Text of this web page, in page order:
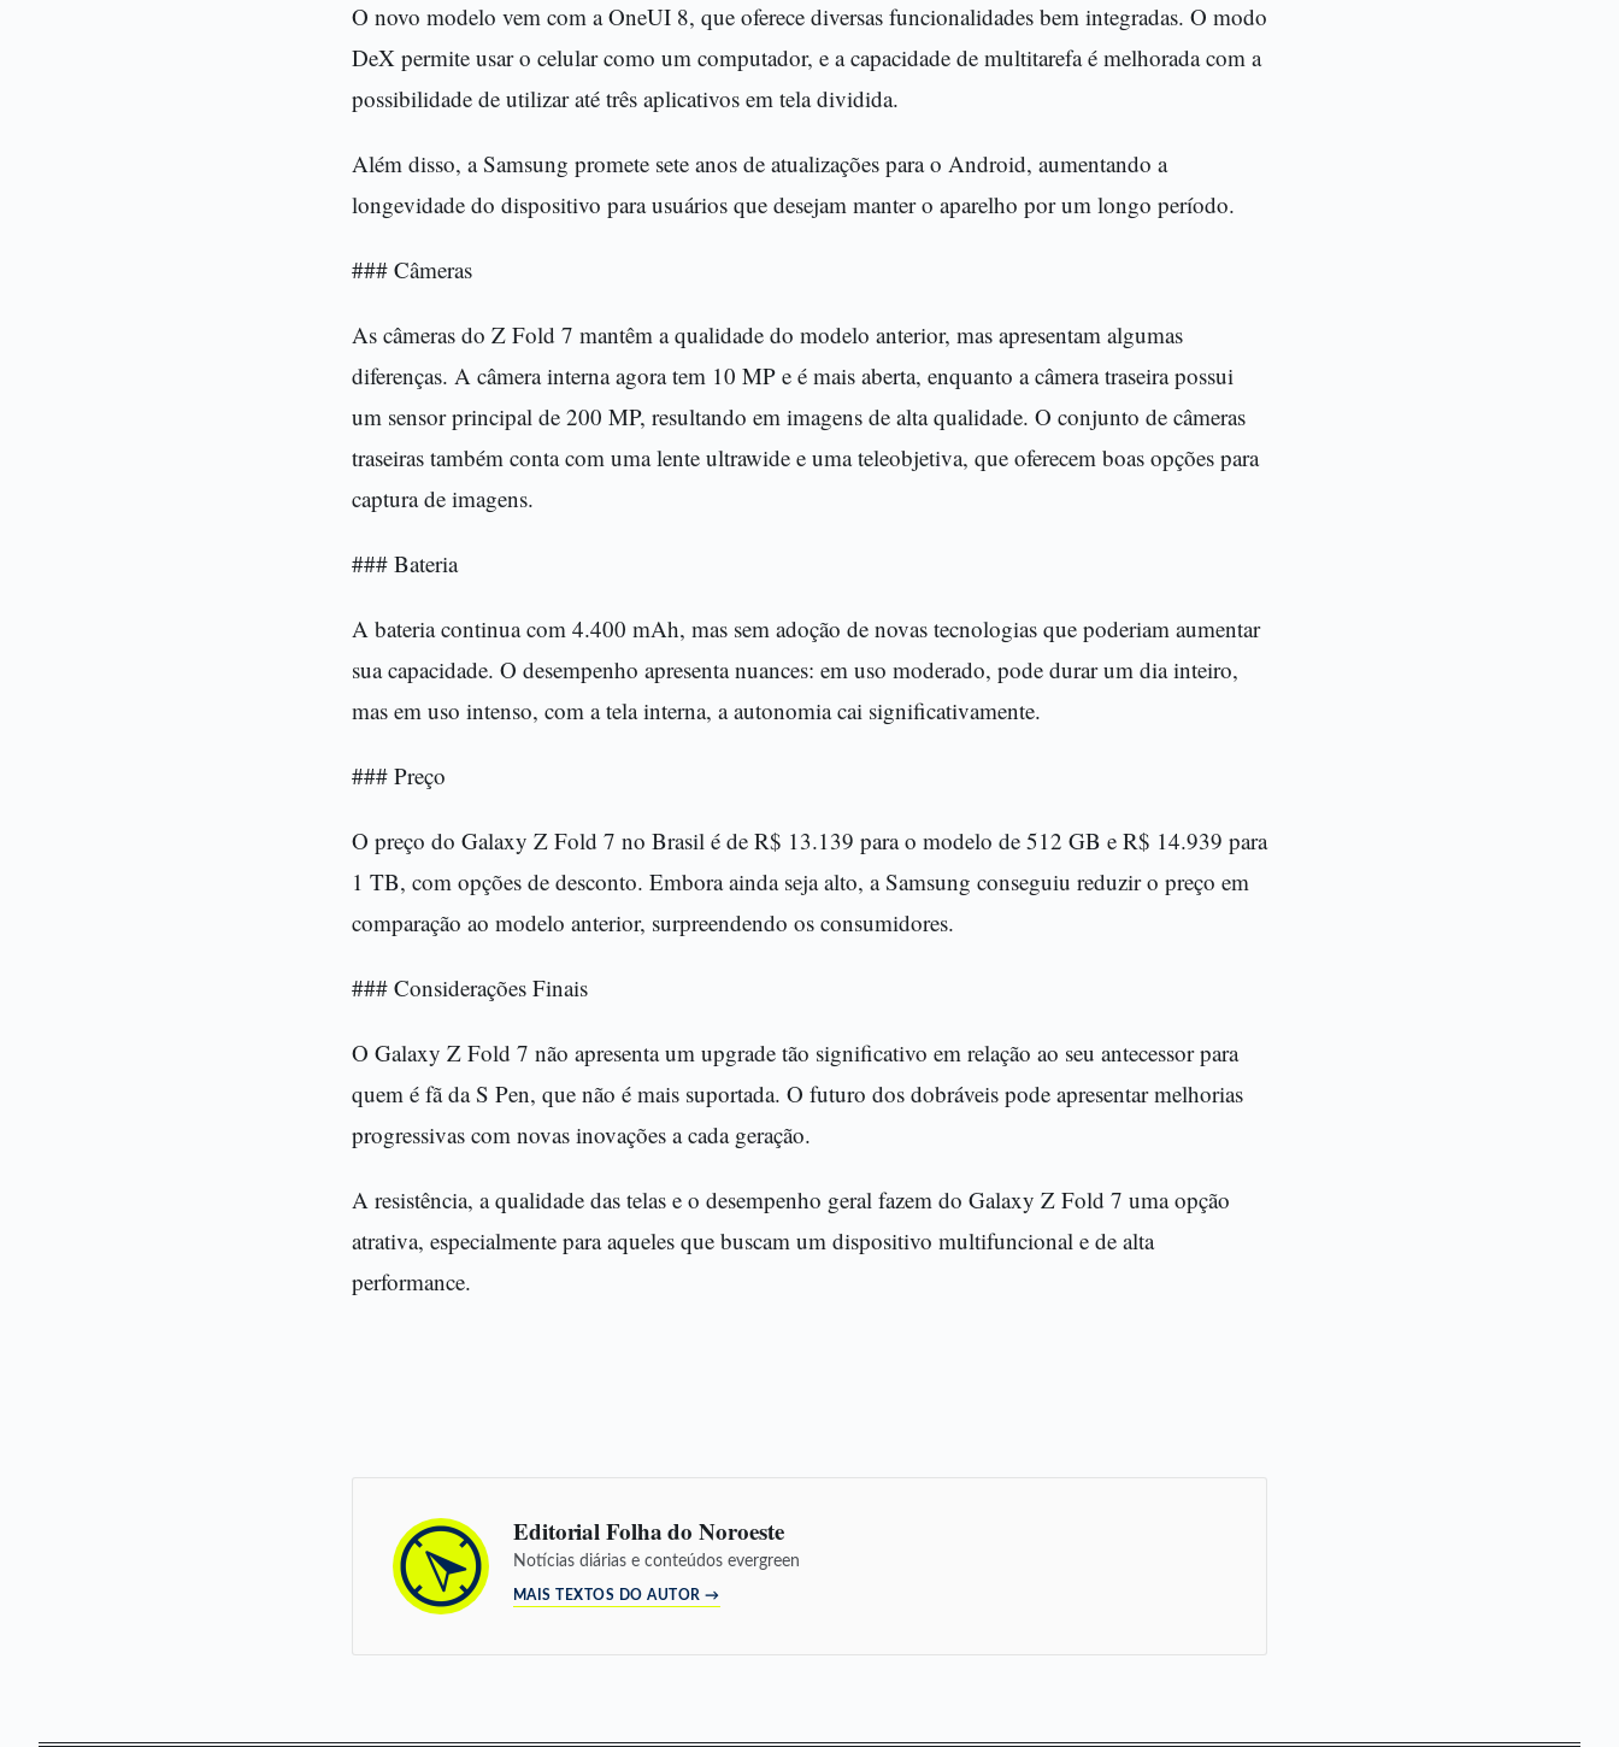
O novo modelo vem com a OneUI 8, que oferece diversas funcionalidades bem integradas. O modo
DeX permite usar o celular como um computador, e a capacidade de multitarefa é melhorada com a
possibilidade de utilizar até três aplicativos em tela dividida.
Além disso, a Samsung promete sete anos de atualizações para o Android, aumentando a
longevidade do dispositivo para usuários que desejam manter o aparelho por um longo período.
### Câmeras
As câmeras do Z Fold 7 mantêm a qualidade do modelo anterior, mas apresentam algumas
diferenças. A câmera interna agora tem 10 MP e é mais aberta, enquanto a câmera traseira possui
um sensor principal de 200 MP, resultando em imagens de alta qualidade. O conjunto de câmeras
traseiras também conta com uma lente ultrawide e uma teleobjetiva, que oferecem boas opções para
captura de imagens.
### Bateria
A bateria continua com 4.400 mAh, mas sem adoção de novas tecnologias que poderiam aumentar
sua capacidade. O desempenho apresenta nuances: em uso moderado, pode durar um dia inteiro,
mas em uso intenso, com a tela interna, a autonomia cai significativamente.
### Preço
O preço do Galaxy Z Fold 7 no Brasil é de R$ 13.139 para o modelo de 512 GB e R$ 14.939 para
1 TB, com opções de desconto. Embora ainda seja alto, a Samsung conseguiu reduzir o preço em
comparação ao modelo anterior, surpreendendo os consumidores.
### Considerações Finais
O Galaxy Z Fold 7 não apresenta um upgrade tão significativo em relação ao seu antecessor para
quem é fã da S Pen, que não é mais suportada. O futuro dos dobráveis pode apresentar melhorias
progressivas com novas inovações a cada geração.
A resistência, a qualidade das telas e o desempenho geral fazem do Galaxy Z Fold 7 uma opção
atrativa, especialmente para aqueles que buscam um dispositivo multifuncional e de alta
performance.
Editorial Folha do Noroeste
Notícias diárias e conteúdos evergreen
MAIS TEXTOS DO AUTOR →